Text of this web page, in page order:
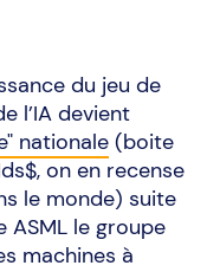
du jeu de
l’IA devient
nationale (boite
on en recense
le monde) suite
le groupe
machines à